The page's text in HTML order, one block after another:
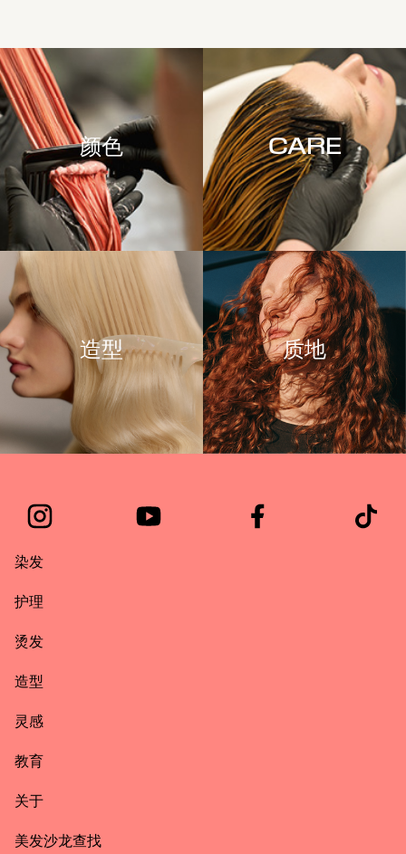
颜色 CARE
造型 质地
染发
护理
烫发
造型
灵感
教育
关于
美发沙龙查找